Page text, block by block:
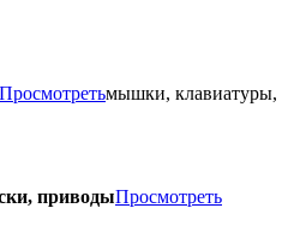
Просмотретьмышки, клавиатуры,
приводыПросмотреть